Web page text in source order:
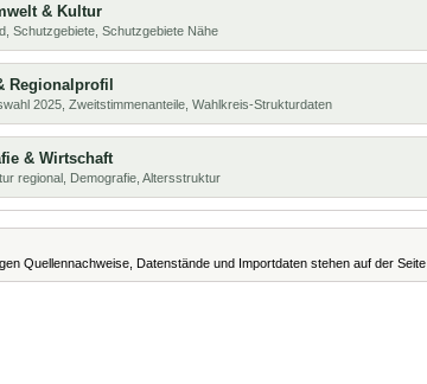
& Kultur
Schutzgebiete, Schutzgebiete Nähe
Regionalprofil
2025, Zweitstimmenanteile, Wahlkreis-Strukturdaten
& Wirtschaft
regional, Demografie, Altersstruktur
Quellennachweise, Datenstände und Importdaten stehen auf der Seite